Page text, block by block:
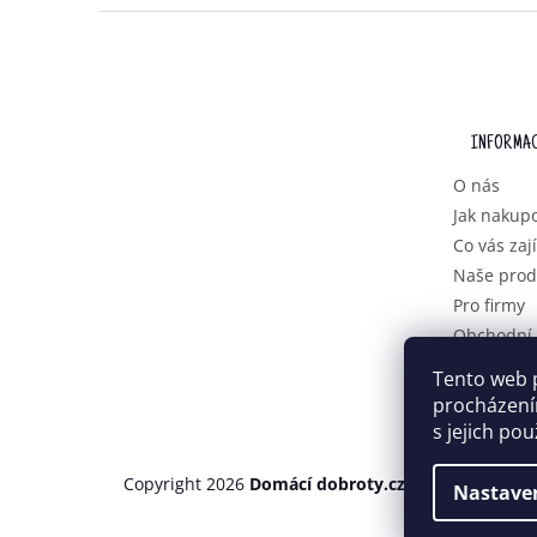
Tento web
s jejich
O nás
Jak
Co vás
Naše
Pro firmy
osobních
Copyright 2026 Domácí dobroty.cz . Všechna